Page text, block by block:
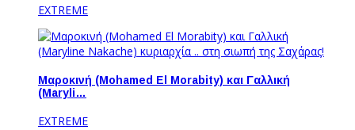
EXTREME
Μαροκινή (Mohamed El Morabity) και Γαλλική
(Maryli…
EXTREME